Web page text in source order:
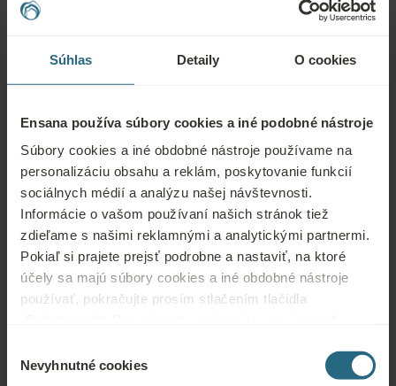
Súhlas Detaily O cookies
Ensana používa súbory cookies a iné podobné nástroje
Súbory cookies a iné obdobné nástroje používame na
personalizáciu obsahu a reklám, poskytovanie funkcií
sociálnych médií a analýzu našej návštevnosti.
Informácie o vašom používaní našich stránok tiež
zdieľame s našimi reklamnými a analytickými partnermi.
Pokiaľ si prajete prejsť podrobne a nastaviť, na ktoré
účely sa majú súbory cookies a iné obdobné nástroje
používať, pokračujte prosím stlačením tlačidla
súhlasu
Nevyhnutné cookies
alebo služieb. Otázky a odpovede týkajúce sa nášho vernostného programu
POLOŽIŤ OTÁZKU
Rezervácie
Tu si môžete rezervovať naše najlepšie ponuky. Ak sa chcete zapojiť do
nášho vernostného programu a získať ďalšie zľavy, výhody alebo len chcete
dostávať novinky o všetkých novinkách, kliknite sem.
REZERVOVAŤ TERAZ